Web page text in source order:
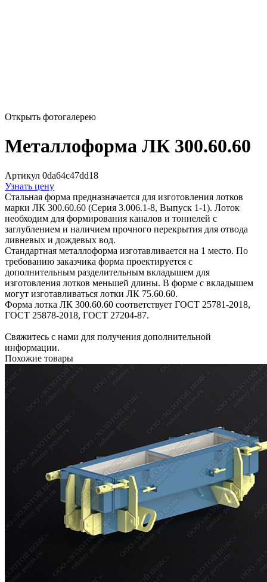
Открыть фотогалерею
Металлоформа ЛК 300.60.60
Артикул 0da64c47dd18
Узнать цену
Стальная форма предназначается для изготовления лотков
марки ЛК 300.60.60 (Серия 3.006.1-8, Выпуск 1-1). Лоток
необходим для формирования каналов и тоннелей с
заглублением и наличием прочного перекрытия для отвода
ливневых и дождевых вод.
Стандартная металлоформа изготавливается на 1 место. По
требованию заказчика форма проектируется с
дополнительным разделительным вкладышем для
изготовления лотков меньшей длины. В форме с вкладышем
могут изготавливаться лотки ЛК 75.60.60.
Форма лотка ЛК 300.60.60 соответствует ГОСТ 25781-2018,
ГОСТ 25878-2018, ГОСТ 27204-87.
Свяжитесь с нами для получения дополнительной
информации.
Похожие товары